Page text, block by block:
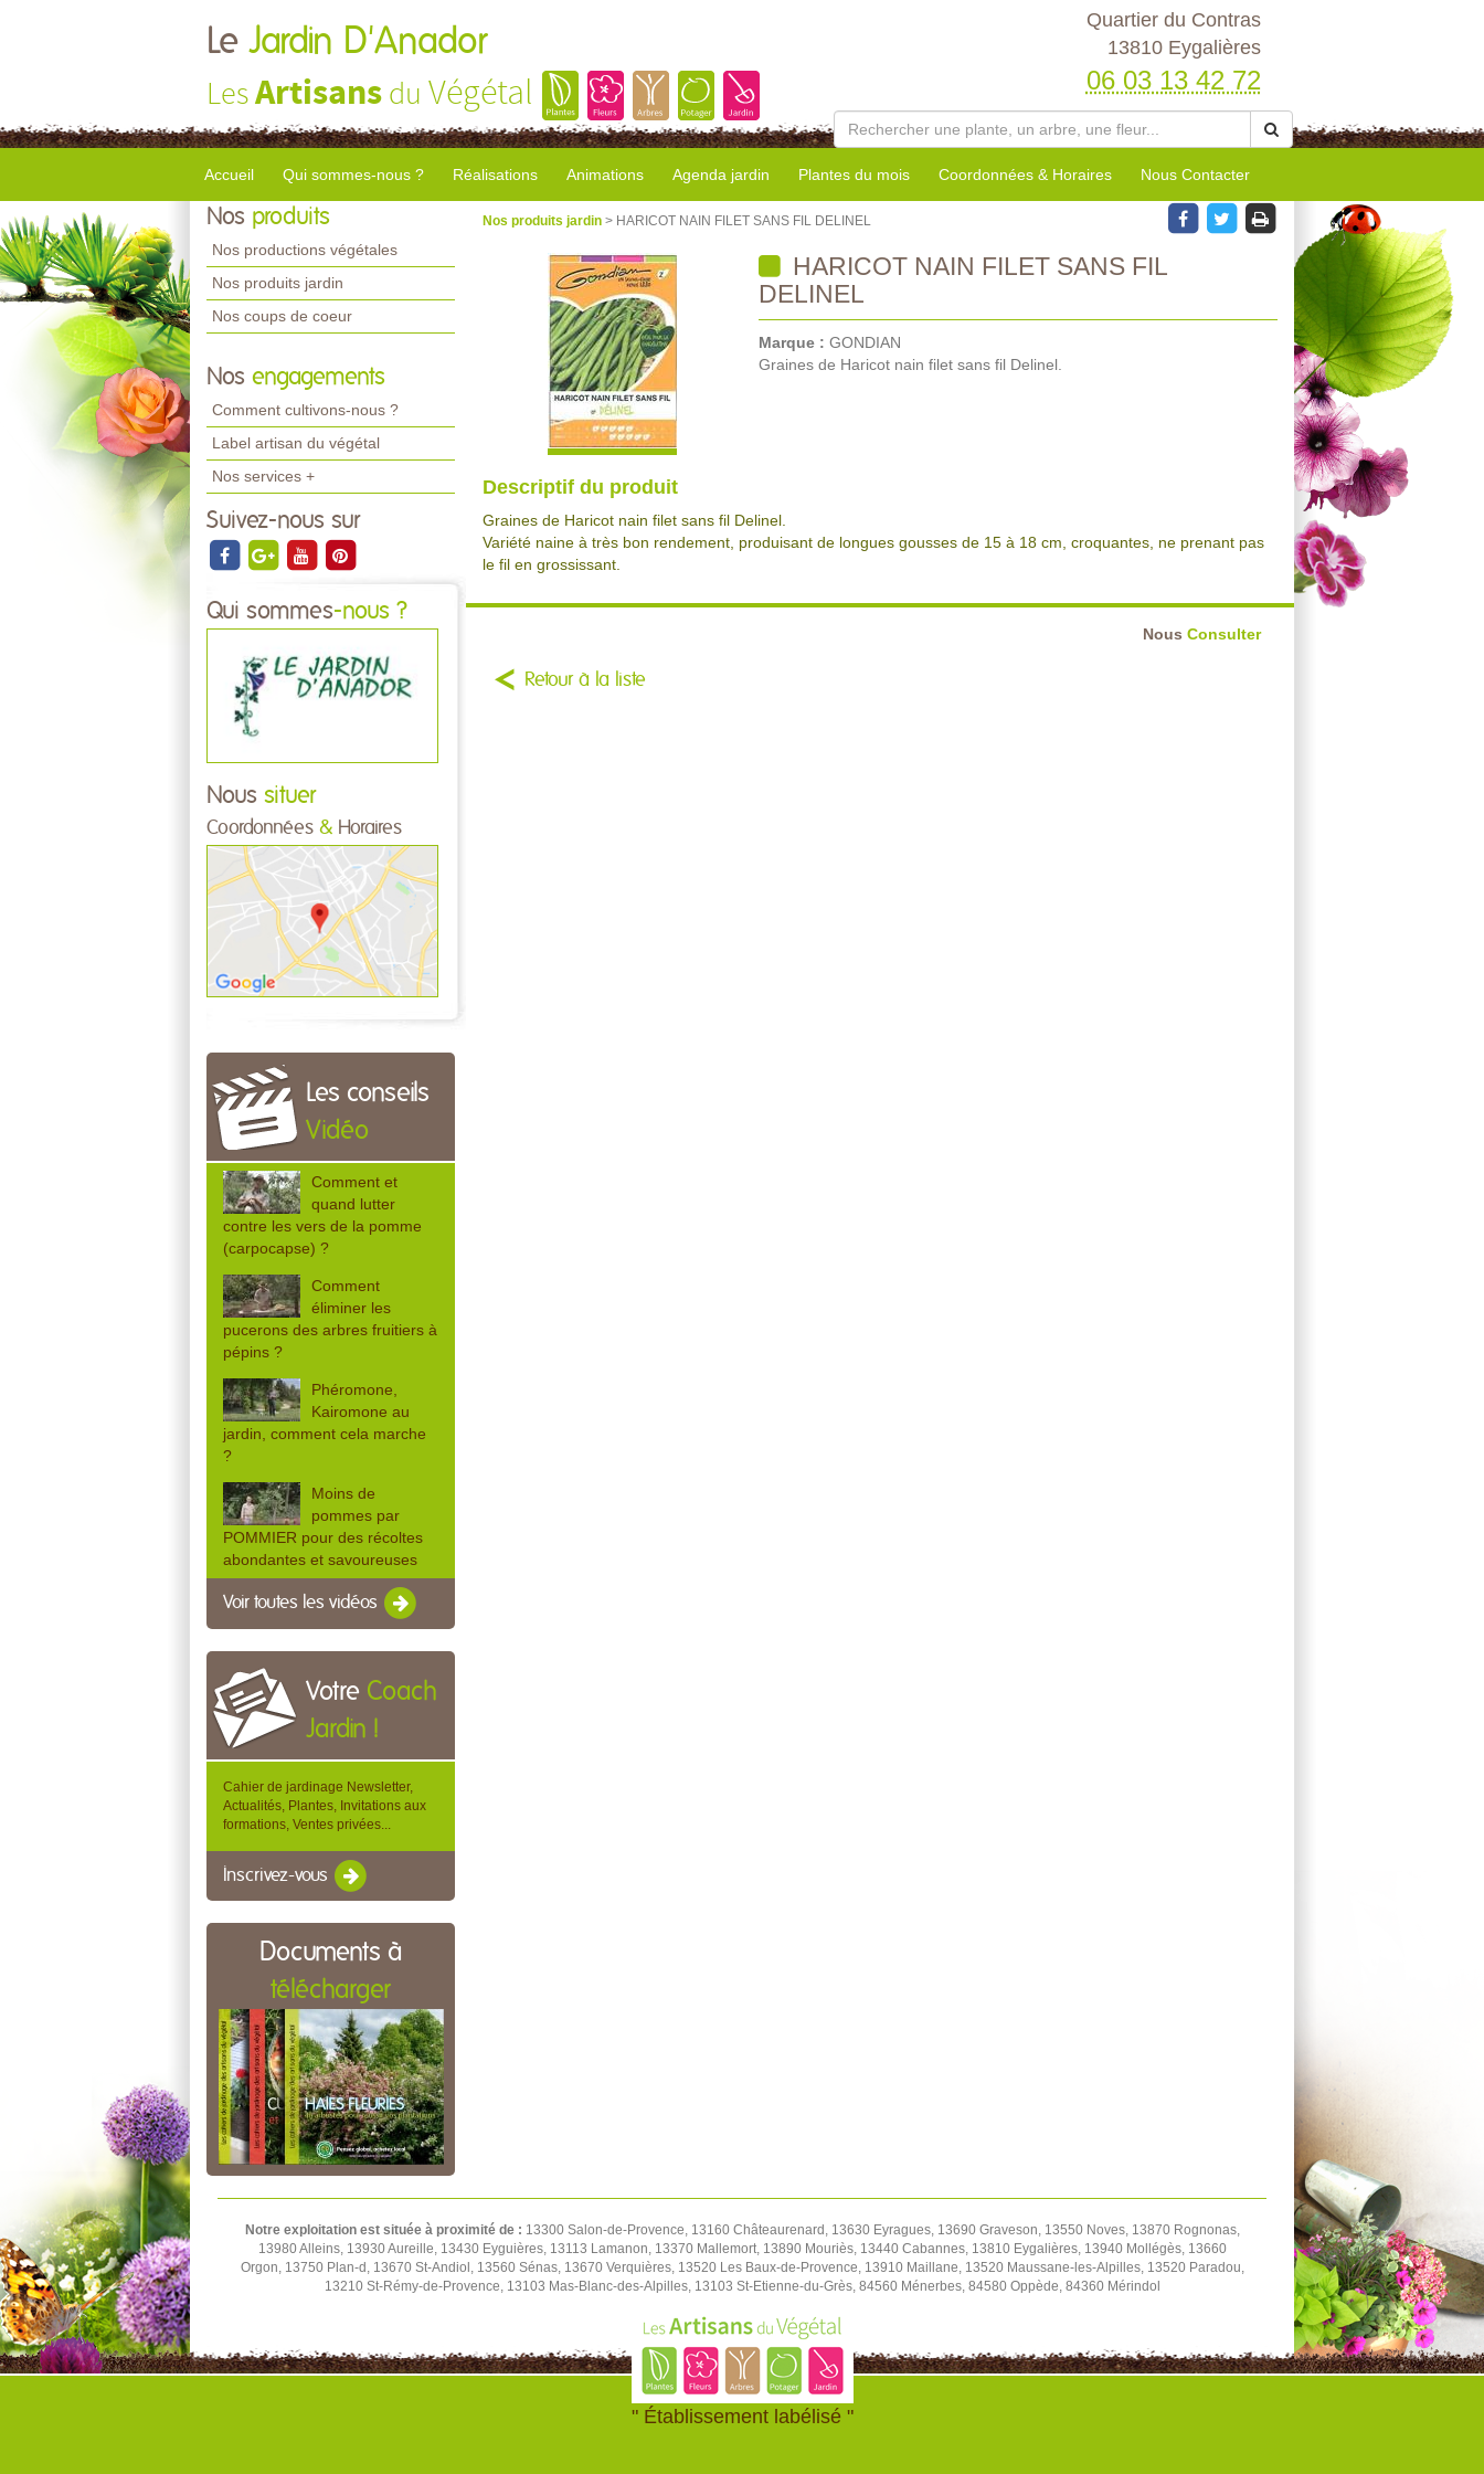
Le Jardin D'Anador
LesArtisans du Végétal
Quartier du Contras
13810 Eygalières
06 03 13 42 72
Accueil Qui sommes-nous ? Réalisations Animations Agenda jardin Plantes du mois Coordonnées & Horaires Nous Contacter
Nos produits
Nos productions végétales
Nos produits jardin
Nos coups de coeur
Nos engagements
Comment cultivons-nous ?
Label artisan du végétal
Nos services +
Suivez-nous sur
Qui sommes-nous ?
Nous situer
Coordonnées & Horaires
Les conseils
Vidéo
Comment et
quand lutter
contre les vers de la pomme
(carpocapse) ?
Comment
éliminer les
pucerons des arbres fruitiers à
pépins ?
Phéromone,
Kairomone au
jardin, comment cela marche
?
Moins de
pommes par
POMMIER pour des récoltes
abondantes et savoureuses
Voir toutes les vidéos
Votre Coach
Jardin !
Cahier de jardinage Newsletter,
Actualités, Plantes, Invitations aux
formations, Ventes privées...
Inscrivez-vous
Documents à
télécharger
Nos produits jardin > HARICOT NAIN FILET SANS FIL DELINEL
HARICOT NAIN FILET SANS FIL
DELINEL
Marque : GONDIAN
Graines de Haricot nain filet sans fil Delinel.
Descriptif du produit
Graines de Haricot nain filet sans fil Delinel.
Variété naine à très bon rendement, produisant de longues gousses de 15 à 18 cm, croquantes, ne prenant pas
le fil en grossissant.
Nous Consulter
Retour à la liste
Notre exploitation est située à proximité de : 13300 Salon-de-Provence, 13160 Châteaurenard, 13630 Eyragues, 13690 Graveson, 13550 Noves, 13870 Rognonas,
13980 Alleins, 13930 Aureille, 13430 Eyguières, 13113 Lamanon, 13370 Mallemort, 13890 Mouriès, 13440 Cabannes, 13810 Eygalières, 13940 Mollégès, 13660
Orgon, 13750 Plan-d, 13670 St-Andiol, 13560 Sénas, 13670 Verquières, 13520 Les Baux-de-Provence, 13910 Maillane, 13520 Maussane-les-Alpilles, 13520 Paradou,
13210 St-Rémy-de-Provence, 13103 Mas-Blanc-des-Alpilles, 13103 St-Etienne-du-Grès, 84560 Ménerbes, 84580 Oppède, 84360 Mérindol
" Établissement labélisé "